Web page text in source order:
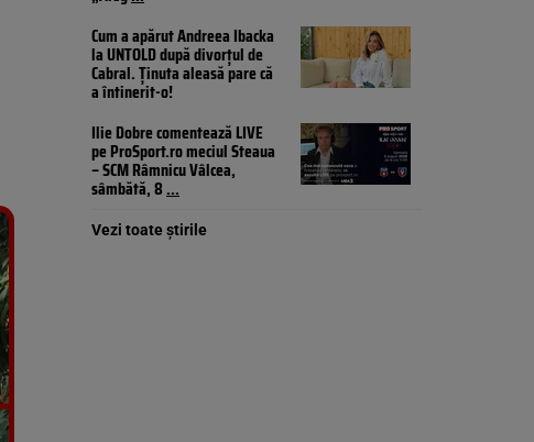
Cum a apărut Andreea Ibacka
la UNTOLD după divorțul de
Cabral. Ținuta aleasă pare că
a întinerit-o!
Ilie Dobre comentează LIVE
pe ProSport.ro meciul Steaua
– SCM Râmnicu Vâlcea,
sâmbătă, 8...
Vezi toate știrile